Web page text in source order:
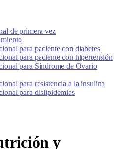
de primera vez
para paciente con diabetes
para paciente con hipertensión
para Síndrome de Ovario
para resistencia a la insulina
para dislipidemias
y